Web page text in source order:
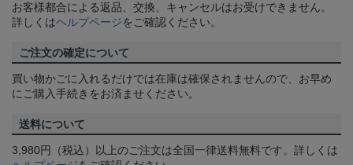
お客様都合による返品、交換、キャンセルはお受けできません。
詳しくはヘルプページをご確認ください。
ご注文の確定について
買い物かごに入れるだけでは在庫は確保されませんので、お早め
にご購入手続きをお済ませください。
送料について
3,980円（税込）以上のご注文は全国一律送料無料です。詳しくは